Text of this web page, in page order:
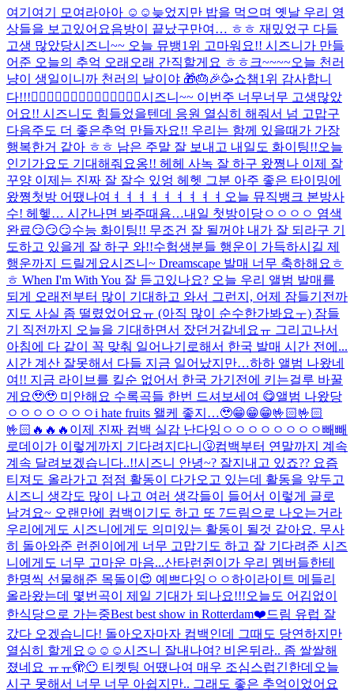
여기여기 모여라아아 ☺️☺️ 늦었지만 밥을 먹으며 옛날 우리 영
상들을 보고있어요음방이 끝났구만여… ㅎㅎ 재밌었구 다들
고생 많았당시즈니~~ 오늘 뮤뱅1위 고마워요!! 시즈니가 만들
어준 오늘의 추억 오래오래 간직할게요 ㅎㅎ 크~~~~오늘 천러
냥이 생일이니까 천러의 날이야 🎁🎂🎉🥳쇼챔1위 감사합니
다!!!🙂‍↕️🙂‍↕️🙂‍↕️🙂‍↕️🙂‍↕️🙂‍↕️🙂‍↕️시즈니~~ 이번주 너무너무 고생많았
어요!! 시즈니도 힘들었을텐데 응원 열심히 해줘서 넘 고맙구
다음주도 더 좋은추억 만들자요!! 우리는 함께 있을때가 가장
행복한거 같아 ㅎㅎ 남은 주말 잘 보내고 내일도 화이팅!!오늘
인기가요도 기대해줘요옹!! 헤헤 사녹 잘 하구 왔쪙나 이제 잘
꾸양 이제는 진짜 잘 잘수 있엉 헤헷 그분 아주 좋은 타이밍에
왔쪙첫방 어땠나여ㅕㅕㅕㅕㅕㅕㅕㅕㅕ 오늘 뮤직뱅크 본방사
수! 헤헿… 시간나면 봐주때욤…내일 첫방이당ㅇㅇㅇㅇ 염색
완료😏😏😏수능 화이팅!! 무조건 잘 될꺼야 내가 잘 되라구 기
도하고 있을게 잘 하구 와!!수험생분들 행운이 가득하시길 제
행운까지 드릴게요시즈니~ Dreamscape 발매 너무 축하해요ㅎ
ㅎ When I'm With You 잘 듣고있나요? 오늘 우리 앨범 발매를
되게 오래전부터 많이 기대하고 와서 그런지, 어제 잠들기전까
지도 사실 좀 떨렸었어요ㅠ (아직 많이 순수한가봐요ㅜ) 잠들
기 직전까지 오늘을 기대하면서 잤던거같네요ㅠ 그리고나서
아침에 다 같이 꼭 맞춰 일어나기로해서 한국 발매 시간 전에...
시간 계산 잘못해서 다들 지금 일어났지만…하하 앨범 나왔네
여!! 지금 라이브를 킬순 없어서 한국 가기전에 키는걸루 바꿀
게요🥹🥹 미안해요 수록곡들 한번 드셔보세여 😋앨범 나왔당
ㅇㅇㅇㅇㅇㅇㅇi hate fruits 왤케 좋지…🥹😁😁😁🤟🏻🤟🏻
🤟🏻🔥🔥🔥 이제 진짜 컴백 실감 난다잉ㅇㅇㅇㅇㅇㅇㅇㅇ빼빼
로데이가 이렇게까지 기다려지다니🤧컴백부터 연말까지 계속
계속 달려보겠습니다..!!시즈니 안녕~? 잘지내고 있죠?? 요즘
티져도 올라가고 점점 활동이 다가오고 있는데 활동을 앞두고
시즈니 생각도 많이 나고 여러 생각들이 들어서 이렇게 글로
남겨요~ 오랜만에 컴백이기도 하고 또 7드림으로 나오는거라
우리에게도 시즈니에게도 의미있는 활동이 될것 같아요. 무사
히 돌아와준 런쥔이에게 너무 고맙기도 하고 잘 기다려준 시즈
니에게도 너무 고마운 마음...산타런쥔이가 우리 멤버들한테
한명씩 선물해준 목돌이😍 예쁘다잉ㅇㅇ하이라이트 메들리
올라왔는데 몇번곡이 제일 기대가 되나요!!!오늘도 어김없이
한식당으로 가는중Best best show in Rotterdam❤️드림 유럽 잘
갔다 오겠습니다! 돌아오자마자 컴백인데 그때도 당연하지만
열심히 할게요☺️☺️☺️시즈니 잘내나여? 비온뒤라.. 좀 쌀쌀해
졌네요 ㅠㅠ🫣😶 티켓팅 어땠나여 매우 조심스럽긴한데 오늘
시구 못해서 너무 너무 아쉽지만.. 그래도 좋은 추억이었어요